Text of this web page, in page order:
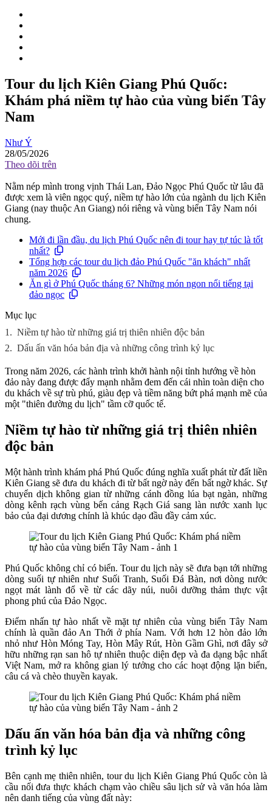
Tour du lịch Kiên Giang Phú Quốc:
Khám phá niềm tự hào của vùng biển Tây
Nam
Như Ý
28/05/2026
Theo dõi trên
Nằm nép mình trong vịnh Thái Lan, Đảo Ngọc Phú Quốc từ lâu đã
được xem là viên ngọc quý, niềm tự hào lớn của ngành du lịch Kiên
Giang (nay thuộc An Giang) nói riêng và vùng biển Tây Nam nói
chung.
Mới đi lần đầu, du lịch Phú Quốc nên đi tour hay tự túc là tốt
nhất?
Tổng hợp các tour du lịch đảo Phú Quốc "ăn khách" nhất
năm 2026
Ăn gì ở Phú Quốc tháng 6? Những món ngon nổi tiếng tại
đảo ngọc
Mục lục
1. Niềm tự hào từ những giá trị thiên nhiên độc bản
2. Dấu ấn văn hóa bản địa và những công trình kỷ lục
Trong năm 2026, các hành trình khởi hành nội tỉnh hướng về hòn
đảo này đang được đẩy mạnh nhằm đem đến cái nhìn toàn diện cho
du khách về sự trù phú, giàu đẹp và tiềm năng bứt phá mạnh mẽ của
một "thiên đường du lịch" tầm cỡ quốc tế.
Niềm tự hào từ những giá trị thiên nhiên
độc bản
Một hành trình khám phá Phú Quốc đúng nghĩa xuất phát từ đất liền
Kiên Giang sẽ đưa du khách đi từ bất ngờ này đến bất ngờ khác. Sự
chuyển dịch không gian từ những cánh đồng lúa bạt ngàn, những
dòng kênh rạch vùng bến cảng Rạch Giá sang làn nước xanh lục
bảo của đại dương chính là khúc dạo đầu đầy cảm xúc.
Phú Quốc không chỉ có biển. Tour du lịch này sẽ đưa bạn tới những
dòng suối tự nhiên như Suối Tranh, Suối Đá Bàn, nơi dòng nước
ngọt mát lành đổ về từ các dãy núi, nuôi dưỡng thảm thực vật
phong phú của Đảo Ngọc.
Điểm nhấn tự hào nhất về mặt tự nhiên của vùng biển Tây Nam
chính là quần đảo An Thới ở phía Nam. Với hơn 12 hòn đảo lớn
nhỏ như Hòn Móng Tay, Hòn Mây Rút, Hòn Gầm Ghì, nơi đây sở
hữu những rạn san hô tự nhiên thuộc diện đẹp và đa dạng bậc nhất
Việt Nam, mở ra không gian lý tưởng cho các hoạt động lặn biển,
câu cá và chèo thuyền kayak.
Dấu ấn văn hóa bản địa và những công
trình kỷ lục
Bên cạnh mẹ thiên nhiên, tour du lịch Kiên Giang Phú Quốc còn là
cầu nối đưa thực khách chạm vào chiều sâu lịch sử và văn hóa làm
nên danh tiếng của vùng đất này: